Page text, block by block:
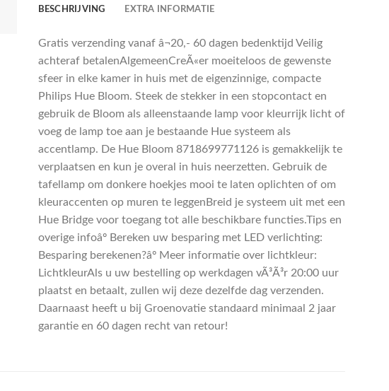
BESCHRIJVING EXTRA INFORMATIE
Gratis verzending vanaf â¬20,- 60 dagen bedenktijd Veilig
achteraf betalenAlgemeenCreÃ«er moeiteloos de gewenste
sfeer in elke kamer in huis met de eigenzinnige, compacte
Philips Hue Bloom. Steek de stekker in een stopcontact en
gebruik de Bloom als alleenstaande lamp voor kleurrijk licht of
voeg de lamp toe aan je bestaande Hue systeem als
accentlamp. De Hue Bloom 8718699771126 is gemakkelijk te
verplaatsen en kun je overal in huis neerzetten. Gebruik de
tafellamp om donkere hoekjes mooi te laten oplichten of om
kleuraccenten op muren te leggenBreid je systeem uit met een
Hue Bridge voor toegang tot alle beschikbare functies.Tips en
overige infoâº Bereken uw besparing met LED verlichting:
Besparing berekenen?âº Meer informatie over lichtkleur:
LichtkleurAls u uw bestelling op werkdagen vÃ³Ã³r 20:00 uur
plaatst en betaalt, zullen wij deze dezelfde dag verzenden.
Daarnaast heeft u bij Groenovatie standaard minimaal 2 jaar
garantie en 60 dagen recht van retour!